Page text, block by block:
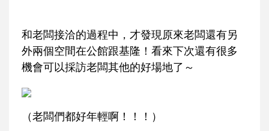
和老闆接洽的過程中，才發現原來老闆還有另
外兩個空間在公館跟基隆！看來下次還有很多
機會可以採訪老闆其他的好場地了～
（老闆們都好年輕啊！！！）